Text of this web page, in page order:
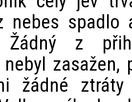
nebes spadlo
Žádný z
zasažen,
žádné